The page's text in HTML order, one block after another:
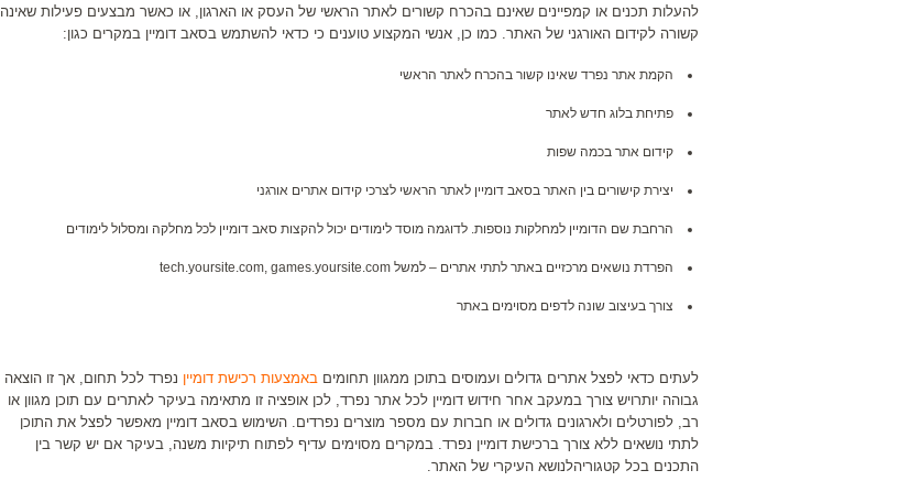
להעלות תכנים או קמפיינים שאינם בהכרח קשורים לאתר הראשי של העסק או הארגון, או כאשר מבצעים פעילות שאינה
קשורה לקידום האורגני של האתר. כמו כן, אנשי המקצוע טוענים כי כדאי להשתמש בסאב דומיין במקרים כגון:
הקמת אתר נפרד שאינו קשור בהכרח לאתר הראשי
פתיחת בלוג חדש לאתר
קידום אתר בכמה שפות
יצירת קישורים בין האתר בסאב דומיין לאתר הראשי לצרכי קידום אתרים אורגני
הרחבת שם הדומיין למחלקות נוספות. לדוגמה מוסד לימודים יכול להקצות סאב דומיין לכל מחלקה ומסלול לימודים
הפרדת נושאים מרכזיים באתר לתתי אתרים – למשל tech.yoursite.com, games.yoursite.com
צורך בעיצוב שונה לדפים מסוימים באתר
לעתים כדאי לפצל אתרים גדולים ועמוסים בתוכן ממגוון תחומים באמצעות רכישת דומיין נפרד לכל תחום, אך זו הוצאה
גבוהה יותרויש צורך במעקב אחר חידוש דומיין לכל אתר נפרד, לכן אופציה זו מתאימה בעיקר לאתרים עם תוכן מגוון או
רב, לפורטלים ולארגונים גדולים או חברות עם מספר מוצרים נפרדים. השימוש בסאב דומיין מאפשר לפצל את התוכן
לתתי נושאים ללא צורך ברכישת דומיין נפרד. במקרים מסוימים עדיף לפתוח תיקיות משנה, בעיקר אם יש קשר בין
התכנים בכל קטגוריהלנושא העיקרי של האתר.